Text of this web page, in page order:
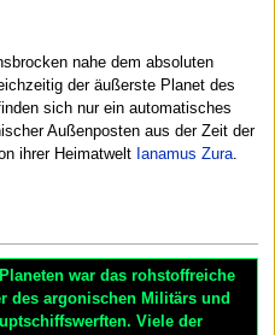
nahe dem absoluten
der äußerste Planet des
sich nur ein automatisches
Außenposten aus der Zeit der
ihrer Heimatwelt Ianamus Zura.
war das rohstoffreiche
des argonischen Militärs und
Viele der